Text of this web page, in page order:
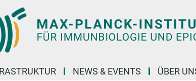
NEWS & EVENTS ÜBER